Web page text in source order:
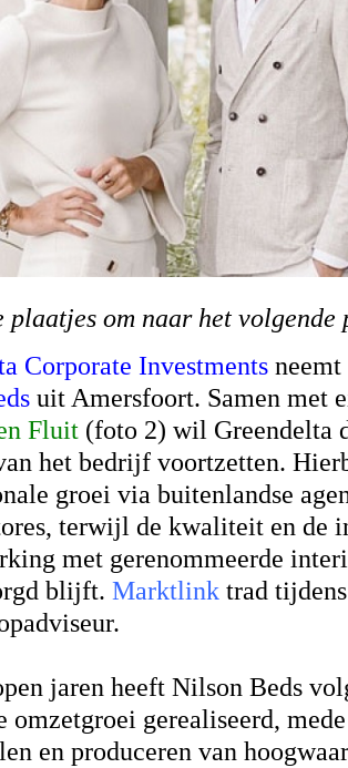
plaatjes om naar het
Corporate Investments neemt
uit Amersfoort. Samen met
Fluit (foto 2) wil Greendelta
het bedrijf voortzetten.
groei via buitenlandse
terwijl de kwaliteit en de
met gerenommeerde
blijft. Marktlink trad
jaren heeft Nilson Beds
omzetgroei gerealiseerd,
en produceren van